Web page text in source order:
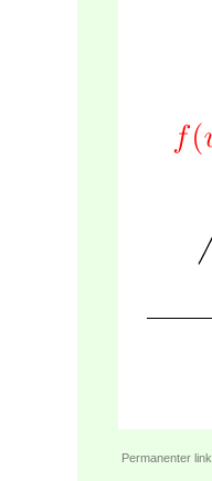
Permanenter link